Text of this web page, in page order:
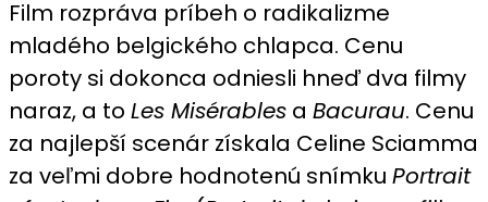
Film rozpráva príbeh o radikalizme
mladého belgického chlapca. Cenu
poroty si dokonca odniesli hneď dva filmy
naraz, a to Les Misérables a Bacurau. Cenu
za najlepší scenár získala Celine Sciamma
za veľmi dobre hodnotenú snímku Portrait